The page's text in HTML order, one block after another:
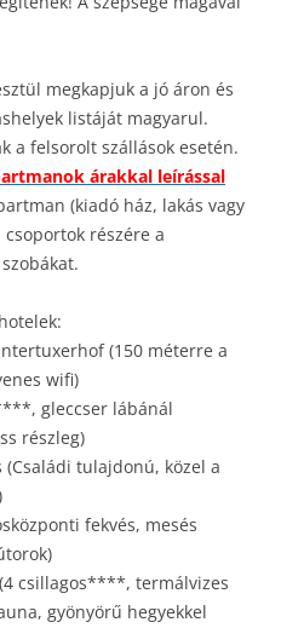
megkapjuk a jó áron és
listáját magyarul.
a felsorolt szállások esetén.
árakkal leírással
(kiadó ház, lakás vagy
részére a
(150 méterre a
wifi)
gleccser lábánál
részleg)
tulajdonú, közel a
fekvés, mesés
csillagos****, termálvizes
gyönyörű hegyekkel